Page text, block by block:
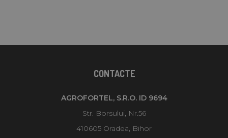
CONTACTE
AGROFORTEL, S.R.O. ID 9694
Str. Borsului, Nr.56
410605 Oradea, Bihor